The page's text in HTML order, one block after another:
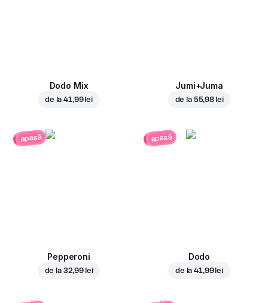
Dodo Mix
de la41,99 lei
Jumi+Juma
de la 55,98 lei
apasă
Pepperoni
de la 32,99 lei
apasă
Dodo
de la41,99 lei